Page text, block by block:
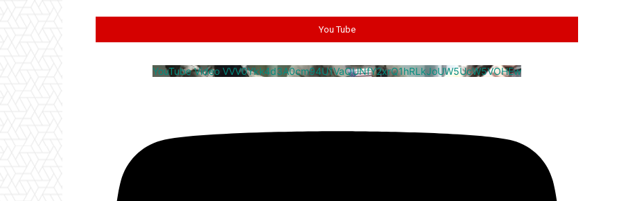
You Tube
YouTube Video VVV0Ykk4d3A0cm94U1VaQUNfY2xrQ1hRLkJoUW5UcW5VOHEw